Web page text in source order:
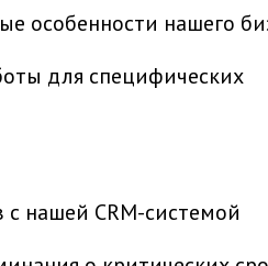
особенности нашего
для специфических
нашей CRM-системой